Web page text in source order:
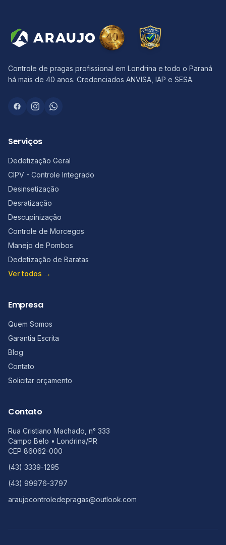
Controle de pragas profissional em Londrina e todo o Paraná
há mais de 40 anos. Credenciados ANVISA, IAP e SESA.
Serviços
Dedetização Geral
CIPV - Controle Integrado
Desinsetização
Desratização
Descupinização
Controle de Morcegos
Manejo de Pombos
Dedetização de Baratas
Ver todos →
Empresa
Quem Somos
Garantia Escrita
Blog
Contato
Solicitar orçamento
Contato
Rua Cristiano Machado, n° 333
Campo Belo • Londrina/PR
CEP 86062-000
(43) 3339-1295
(43) 99976-3797
araujocontroledepragas@outlook.com